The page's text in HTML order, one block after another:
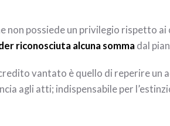
non possiede un privilegio rispetto
riconosciuta alcuna somma dal
vantato è quello di reperire
agli atti; indispensabile per